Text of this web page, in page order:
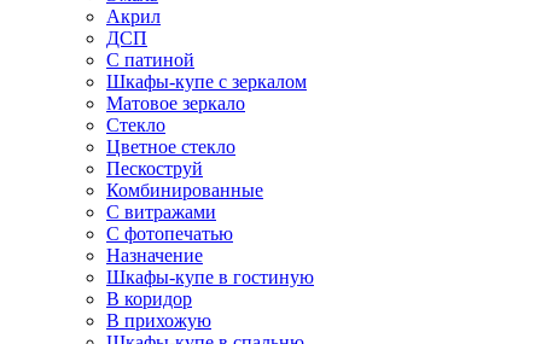
Акрил
ДСП
С патиной
Шкафы-купе с зеркалом
Матовое зеркало
Стекло
Цветное стекло
Пескоструй
Комбинированные
С витражами
С фотопечатью
Назначение
Шкафы-купе в гостиную
В коридор
В прихожую